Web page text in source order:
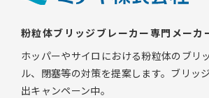
粉粒体ブリッジブレーカー専門メーカ
ホッパーやサイロにおける粉粒体のブリ
ル、閉塞等の対策を提案します。ブリッ
出キャンペーン中。